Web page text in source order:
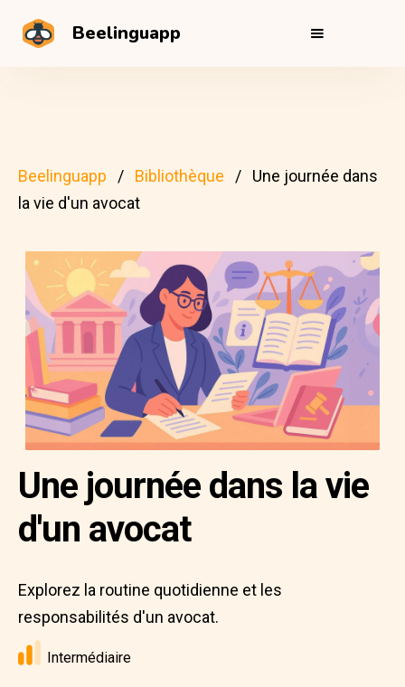
Beelinguapp
Beelinguapp Bibliothèque
Une journée dans
la vie d'un avocat
Une journée dans la vie
d'un avocat
Explorez la routine quotidienne et les
responsabilités d'un avocat.
Intermédiaire